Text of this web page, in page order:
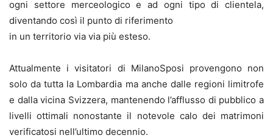
ogni settore merceologico e ad ogni tipo di clientela,
diventando così il punto di riferimento
in un territorio via via più esteso.
Attualmente i visitatori di MilanoSposi provengono non
solo da tutta la Lombardia ma anche dalle regioni limitrofe
e dalla vicina Svizzera, mantenendo l’afflusso di pubblico a
livelli ottimali nonostante il notevole calo dei matrimoni
verificatosi nell’ultimo decennio.